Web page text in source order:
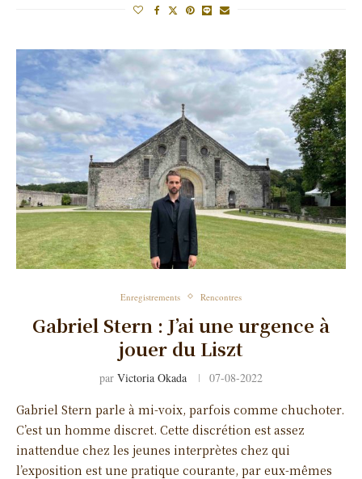
Enregistrements Rencontres
Gabriel Stern : J’ai une urgence à
jouer du Liszt
par Victoria Okada 07-08-2022
Gabriel Stern parle à mi-voix, parfois comme chuchoter.
C’est un homme discret. Cette discrétion est assez
inattendue chez les jeunes interprètes chez qui
l’exposition est une pratique courante, par eux-mêmes